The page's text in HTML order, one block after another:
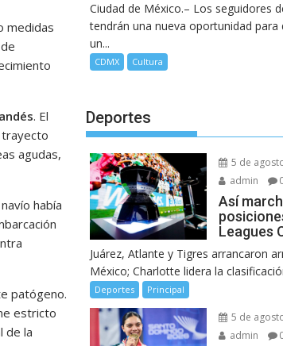
medidas
. El
trayecto
agudas,
había
patógeno.
estricto
de la
Ciudad de México.– Los seguidores
tendrán una nueva oportunidad para
un...
CDMX Cultura
Deportes
5 de
admin
Así
Leagues
Juárez, Atlante y Tigres arrancaron
México; Charlotte lidera la
Deportes Principal
5 de
admin